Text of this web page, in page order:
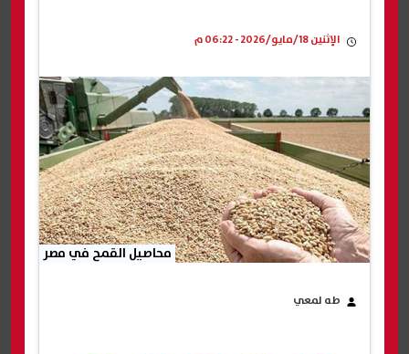
الإثنين 18/مايو/2026 - 06:22 م
محاصيل القمح في مصر
طه لمعي